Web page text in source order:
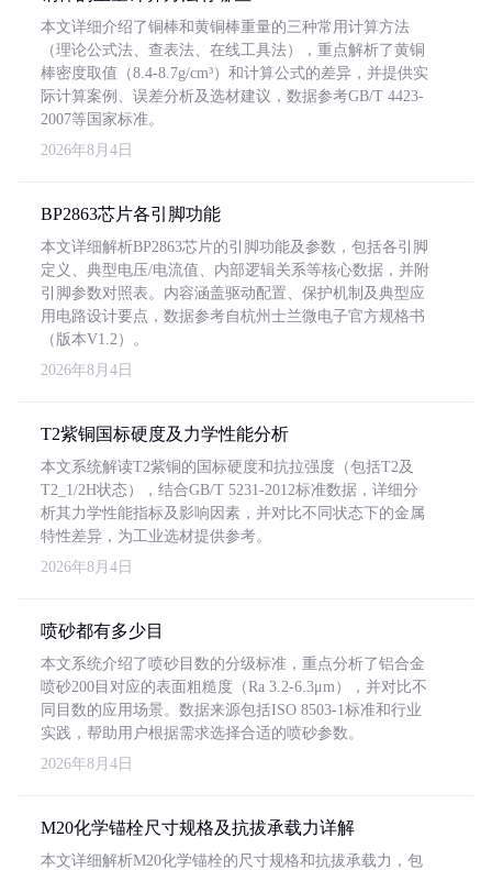
本文详细介绍了铜棒和黄铜棒重量的三种常用计算方法
（理论公式法、查表法、在线工具法），重点解析了黄铜
棒密度取值（8.4-8.7g/cm³）和计算公式的差异，并提供实
际计算案例、误差分析及选材建议，数据参考GB/T 4423-
2007等国家标准。
2026年8月4日
BP2863芯片各引脚功能
本文详细解析BP2863芯片的引脚功能及参数，包括各引脚
定义、典型电压/电流值、内部逻辑关系等核心数据，并附
引脚参数对照表。内容涵盖驱动配置、保护机制及典型应
用电路设计要点，数据参考自杭州士兰微电子官方规格书
（版本V1.2）。
2026年8月4日
T2紫铜国标硬度及力学性能分析
本文系统解读T2紫铜的国标硬度和抗拉强度（包括T2及
T2_1/2H状态），结合GB/T 5231-2012标准数据，详细分
析其力学性能指标及影响因素，并对比不同状态下的金属
特性差异，为工业选材提供参考。
2026年8月4日
喷砂都有多少目
本文系统介绍了喷砂目数的分级标准，重点分析了铝合金
喷砂200目对应的表面粗糙度（Ra 3.2-6.3μm），并对比不
同目数的应用场景。数据来源包括ISO 8503-1标准和行业
实践，帮助用户根据需求选择合适的喷砂参数。
2026年8月4日
M20化学锚栓尺寸规格及抗拔承载力详解
本文详细解析M20化学锚栓的尺寸规格和抗拔承载力，包